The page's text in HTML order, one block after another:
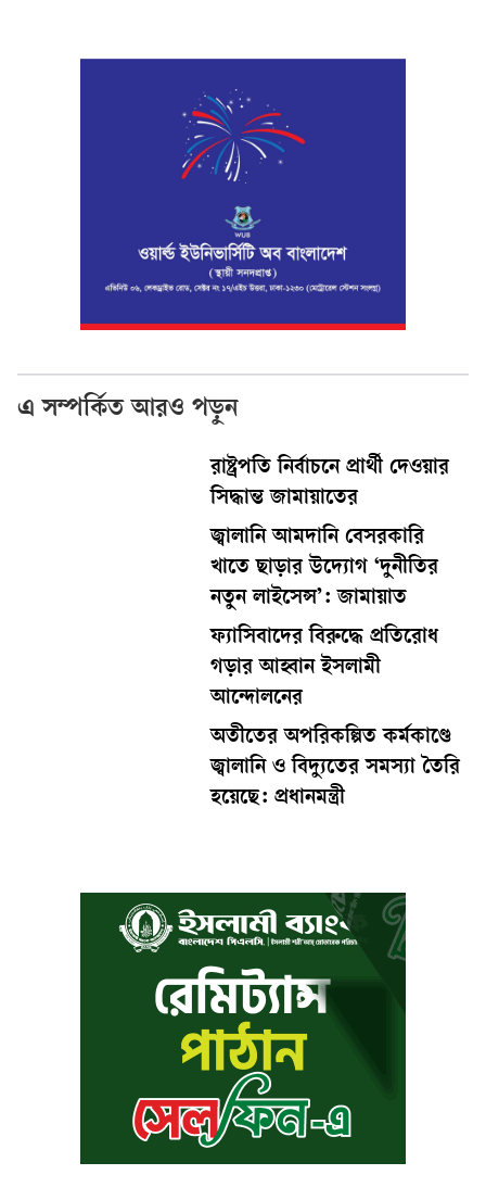
এ সম্পর্কিত আরও পড়ুন
রাষ্ট্রপতি নির্বাচনে প্রার্থী দেওয়ার
সিদ্ধান্ত জামায়াতের
জ্বালানি আমদানি বেসরকারি
খাতে ছাড়ার উদ্যোগ ‘দুনীতির
নতুন লাইসেন্স’: জামায়াত
ফ্যাসিবাদের বিরুদ্ধে প্রতিরোধ
গড়ার আহ্বান ইসলামী
আন্দোলনের
অতীতের অপরিকল্পিত কর্মকাণ্ডে
জ্বালানি ও বিদ্যুতের সমস্যা তৈরি
হয়েছে: প্রধানমন্ত্রী